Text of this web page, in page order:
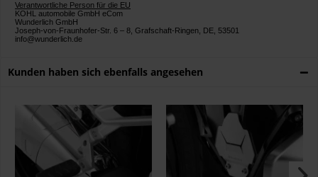
Verantwortliche Person für die EU
KOHL automobile GmbH eCom
Wunderlich GmbH
Joseph-von-Fraunhofer-Str. 6 – 8, Grafschaft-Ringen, DE, 53501
info@wunderlich.de
Kunden haben sich ebenfalls angesehen